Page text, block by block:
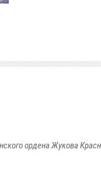
ордена Жукова